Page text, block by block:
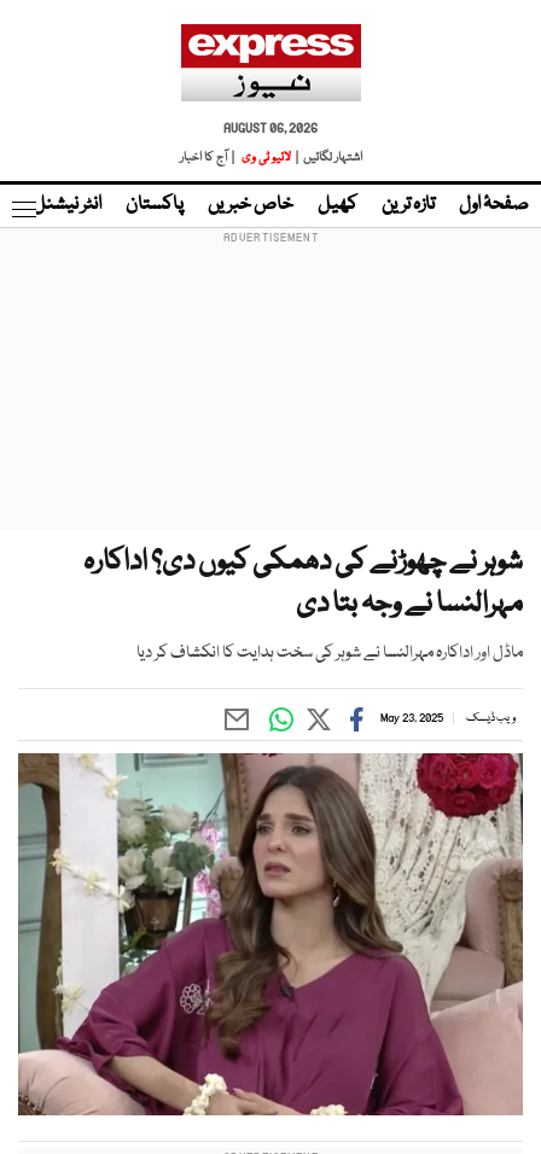
AUGUST 06, 2026
اشتہار لگائیں |
لائیو ٹی وی | آج کا اخبار
صفحۂ اول تازہ ترین کھیل خاص خبریں پاکستان انٹر نیشنل
شوہر نے چھوڑنے کی دھمکی کیوں دی؟ اداکارہ
مہرالنسا نے وجہ بتا دی
ماڈل اور اداکارہ مہرالنسا نے شوہر کی سخت ہدایت کا انکشاف کر دیا
ویب ڈیسک May 23, 2025